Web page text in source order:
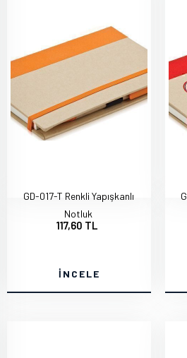
GD-017-T Renkli Yapışkanlı
Notluk
117,60 TL
İNCELE